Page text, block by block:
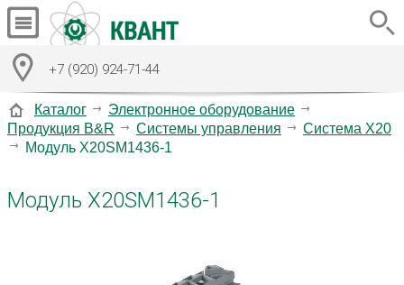
+7 (920) 924-71-44
Каталог
Электронное оборудование
Продукция B&R
Системы управления
Система X20
Модуль X20SM1436-1
Модуль X20SM1436-1